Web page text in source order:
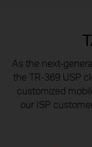
As the next-
the TR-369 USP
customized
our ISP